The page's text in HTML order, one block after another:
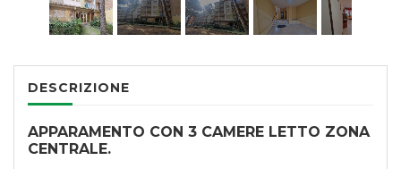
DESCRIZIONE
APPARAMENTO CON 3 CAMERE LETTO ZONA
CENTRALE.